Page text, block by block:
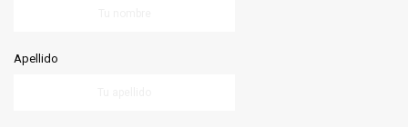
Apellido